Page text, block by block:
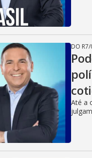
DO R7/
Até a